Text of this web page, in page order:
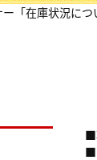
「在庫状況に
■
■